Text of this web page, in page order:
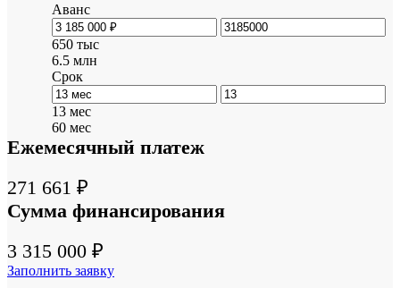
Аванс
650 тыс
6.5 млн
Срок
13 мес
60 мес
Ежемесячный платеж
271 661 ₽
Сумма финансирования
3 315 000 ₽
Заполнить заявку